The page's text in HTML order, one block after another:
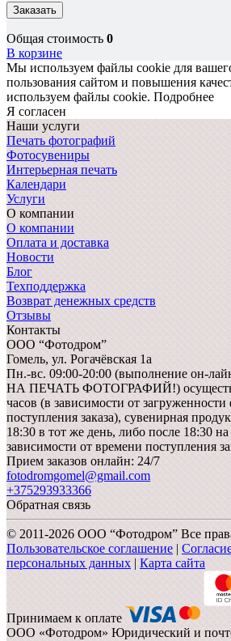
Заказать
Общая стоимость 0
В корзине
Мы используем файлы cookie для
пользования сайтом и повышения
используем файлы cookie. Подробнее
Я согласен
Наши услуги
Печать фотографий
Фотосувениры
Интерьерная печать
Календари
Услуги
О компании
О компании
Оплата и доставка
Новости
Блог
Техподдержка
Возврат денежных средств
Отзывы
Контакты
ООО “Фотодром”
Гомель, ул. Рогачёвская 1а
Пн.-вс. 09:00-20:00 (выполнение он-
НА ПЕЧАТЬ ФОТОГРАФИЙ!)
часов (в зависимости от
поступления заказа), сувенирная
18:30 в тот же день, либо после 18:30
зависимости от времени поступления
Прием заказов онлайн: 24/7
fotodromgomel@gmail.com
+375293933366
Обратная связь
© 2011-2026 ООО “Фотодром” Все
Пользовательское соглашение |
персональных данных | Карта сайта
Принимаем к оплате
ООО «Фотодром» Юридический и